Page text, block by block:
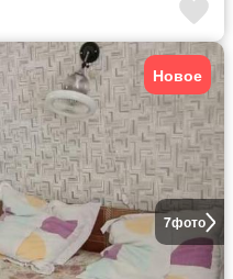
7фото
Новое